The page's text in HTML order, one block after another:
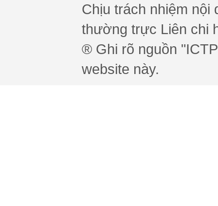
Chịu trách nhiệm nội
thường trực Liên chi
® Ghi rõ nguồn
website này.